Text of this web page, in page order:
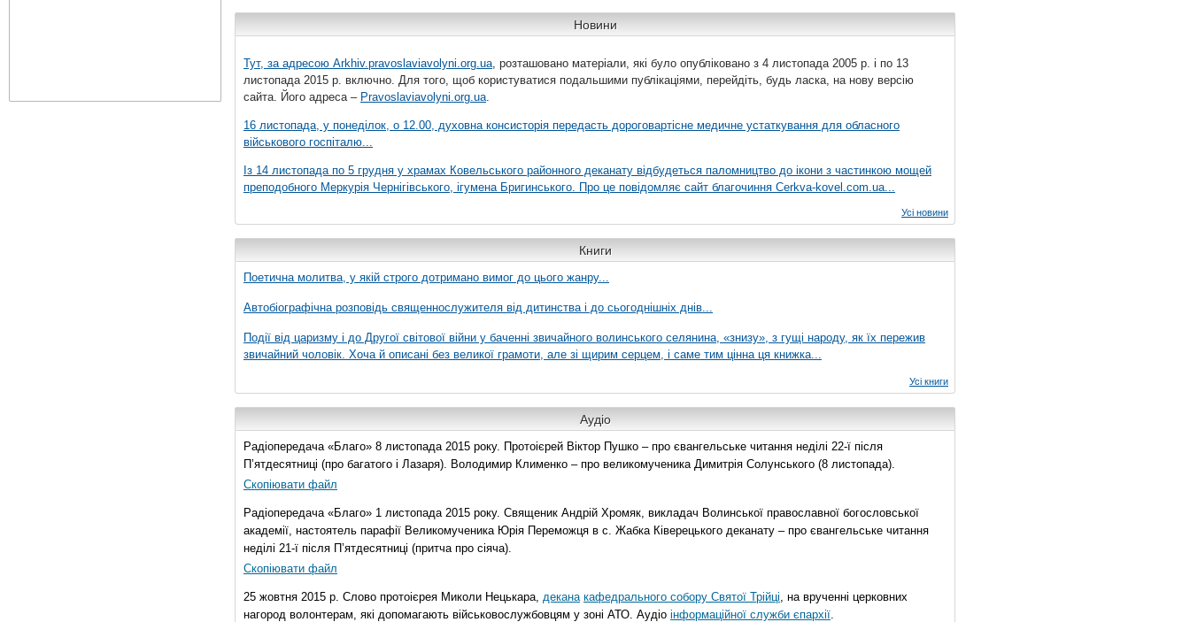
Новини
Тут, за адресою Arkhiv.pravoslaviavolyni.org.ua, розташовано матеріали, які було опубліковано з 4 листопада 2005 р. і по 13
листопада 2015 р. включно. Для того, щоб користуватися подальшими публікаціями, перейдіть, будь ласка, на нову версію
сайта. Його адреса – Pravoslaviavolyni.org.ua.
16 листопада, у понеділок, о 12.00, духовна консисторія передасть дороговартісне медичне устаткування для обласного
військового госпіталю...
Із 14 листопада по 5 грудня у храмах Ковельського районного деканату відбудеться паломництво до ікони з частинкою мощей
преподобного Меркурія Чернігівського, ігумена Бригинського. Про це повідомляє сайт благочиння Сerkva-kovel.com.ua...
Усі новини
Книги
Поетична молитва, у якій строго дотримано вимог до цього жанру...
Автобіографічна розповідь священнослужителя від дитинства і до сьогоднішніх днів...
Події від царизму і до Другої світової війни у баченні звичайного волинського селянина, «знизу», з гущі народу, як їх пережив
звичайний чоловік. Хоча й описані без великої грамоти, але зі щирим серцем, і саме тим цінна ця книжка...
Усі книги
Аудіо
Радіопередача «Благо» 8 листопада 2015 року. Протоієрей Віктор Пушко – про євангельське читання неділі 22-ї після
П’ятдесятниці (про багатого і Лазаря). Володимир Клименко – про великомученика Димитрія Солунського (8 листопада).
Скопіювати файл
Радіопередача «Благо» 1 листопада 2015 року. Священик Андрій Хромяк, викладач Волинської православної богословської
академії, настоятель парафії Великомученика Юрія Переможця в с. Жабка Ківерецького деканату – про євангельське читання
неділі 21-ї після П’ятдесятниці (притча про сіяча).
Скопіювати файл
25 жовтня 2015 р. Слово протоієрея Миколи Нецькара, декана кафедрального собору Святої Трійці, на врученні церковних
нагород волонтерам, які допомагають військовослужбовцям у зоні АТО. Аудіо інформаційної служби єпархії.